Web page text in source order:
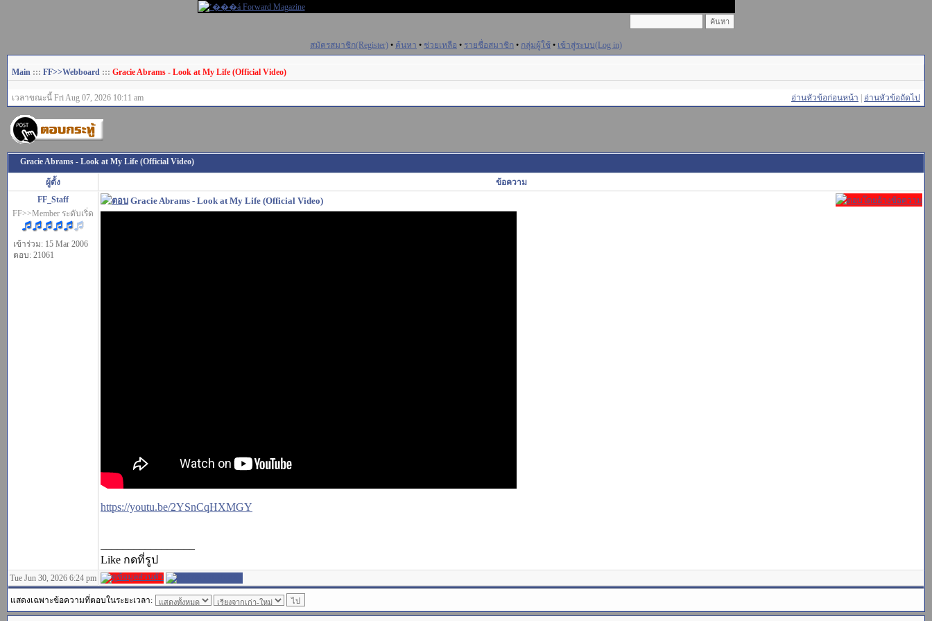
สมัครสมาชิก(Register) • ค้นหา • ช่วยเหลือ • รายชื่อสมาชิก • กลุ่มผู้ใช้ • เข้าสู่ระบบ(Log in)
Main ::: FF>>Webboard ::: Gracie Abrams - Look at My Life (Official Video)
เวลาขณะนี้ Fri Aug 07, 2026 10:11 am อ่านหัวข้อก่อนหน้า อ่านหัวข้อถัดไป
Gracie Abrams - Look at My Life (Official Video)
ผู้ตั้ง
ข้อความ
FF_Staff
FF>>Member ระดับเริ่ด
เข้าร่วม: 15 Mar 2006
ตอบ: 21061
Gracie Abrams - Look at My Life (Official Video)
https://youtu.be/2YSnCqHXMGY
Like กดที่รูป
Tue Jun 30, 2026 6:24 pm
แสดงเฉพาะข้อความที่ตอบในระยะเวลา: